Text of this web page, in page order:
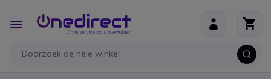
Toggle
Nav